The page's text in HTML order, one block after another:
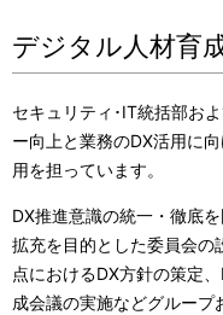
デジタル人材育
セキュリティ･IT統括部お
ー向上と業務のDX活用に
用を担っています。
DX推進意識の統一・徹底
拡充を目的とした委員会の
点におけるDX方針の策定
成会議の実施などグルー